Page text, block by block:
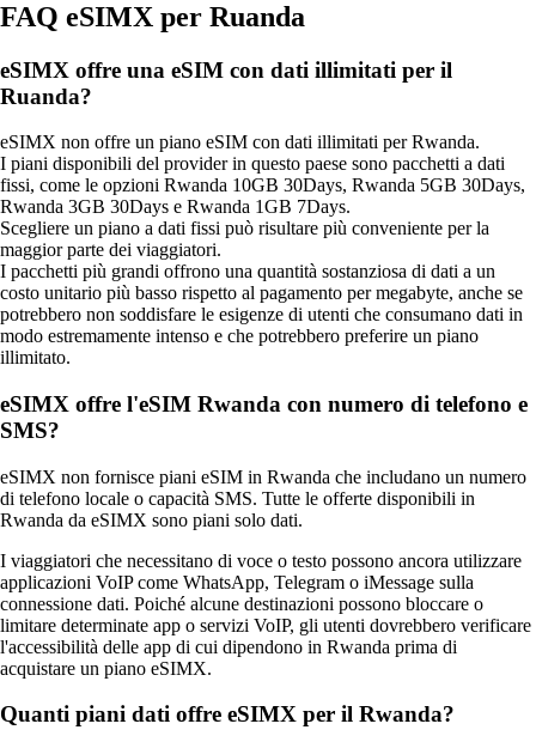
FAQ eSIMX per Ruanda
eSIMX offre una eSIM con dati illimitati per il
Ruanda?
eSIMX non offre un piano eSIM con dati illimitati per Rwanda.
I piani disponibili del provider in questo paese sono pacchetti a dati
fissi, come le opzioni Rwanda 10GB 30Days, Rwanda 5GB 30Days,
Rwanda 3GB 30Days e Rwanda 1GB 7Days.
Scegliere un piano a dati fissi può risultare più conveniente per la
maggior parte dei viaggiatori.
I pacchetti più grandi offrono una quantità sostanziosa di dati a un
costo unitario più basso rispetto al pagamento per megabyte, anche se
potrebbero non soddisfare le esigenze di utenti che consumano dati in
modo estremamente intenso e che potrebbero preferire un piano
illimitato.
eSIMX offre l'eSIM Rwanda con numero di telefono e
SMS?
eSIMX non fornisce piani eSIM in Rwanda che includano un numero
di telefono locale o capacità SMS. Tutte le offerte disponibili in
Rwanda da eSIMX sono piani solo dati.
I viaggiatori che necessitano di voce o testo possono ancora utilizzare
applicazioni VoIP come WhatsApp, Telegram o iMessage sulla
connessione dati. Poiché alcune destinazioni possono bloccare o
limitare determinate app o servizi VoIP, gli utenti dovrebbero verificare
l'accessibilità delle app di cui dipendono in Rwanda prima di
acquistare un piano eSIMX.
Quanti piani dati offre eSIMX per il Rwanda?